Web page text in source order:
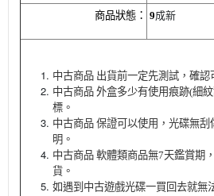
商品狀態： 9成新
中古商品 出貨前一定先測試，確認
中古商品 外盒多少有使用痕跡(細
標。
中古商品 保證可以使用，光碟無
明。
中古商品 軟體類商品無7天鑑賞期
貨。
如遇到中古遊戲光碟一買回去就無